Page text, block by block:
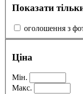
Показати
оголошення з
Ціна
Мін.
Макс.